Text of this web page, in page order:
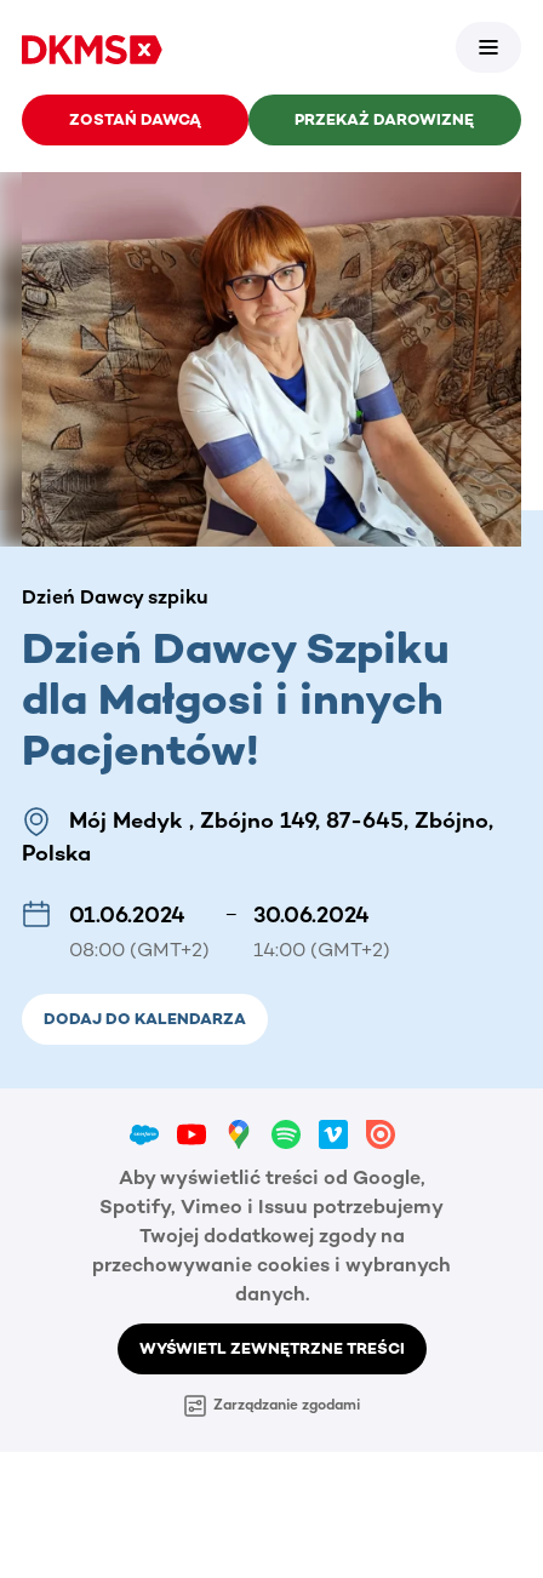
ZOSTAŃ DAWCĄ PRZEKAŻ DAROWIZNĘ
Dzień Dawcy szpiku
Dzień Dawcy Szpiku
dla Małgosi i innych
Pacjentów!
Mój Medyk , Zbójno 149, 87-645, Zbójno,
Polska
01.06.2024
08:00 (GMT+2)
– 30.06.2024
14:00 (GMT+2)
DODAJ DO KALENDARZA
Aby wyświetlić treści od Google,
Spotify, Vimeo i Issuu potrzebujemy
Twojej dodatkowej zgody na
przechowywanie cookies i wybranych
danych.
WYŚWIETL ZEWNĘTRZNE TREŚCI
Zarządzanie zgodami